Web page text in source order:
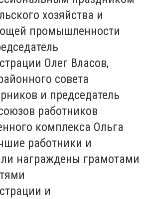
хозяйства и
промышленности
Олег Власов,
совета
и председатель
работников
комплекса Ольга
работники и
награждены грамотами
и